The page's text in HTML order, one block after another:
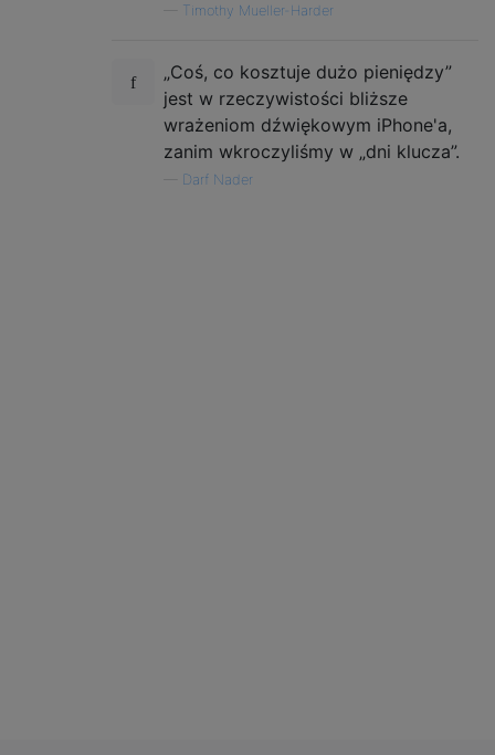
Timothy Mueller-Harder
„Coś, co kosztuje dużo pieniędzy”
jest w rzeczywistości bliższe
wrażeniom dźwiękowym iPhone'a,
zanim wkroczyliśmy w „dni klucza”.
Darf Nader